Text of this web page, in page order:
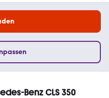
Benz CLS 350